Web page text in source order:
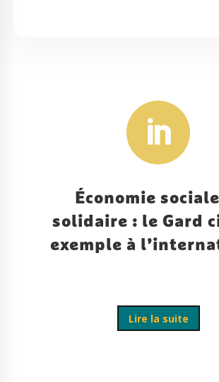

Économie
solidaire : le Gard
exemple à
Lire la suite